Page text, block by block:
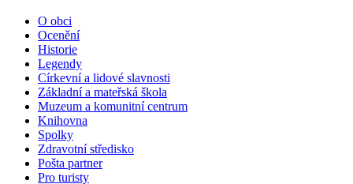
O obci
Ocenění
Historie
Legendy
Církevní a lidové slavnosti
Základní a mateřská škola
Muzeum a komunitní centrum
Knihovna
Spolky
Zdravotní středisko
Pošta partner
Pro turisty